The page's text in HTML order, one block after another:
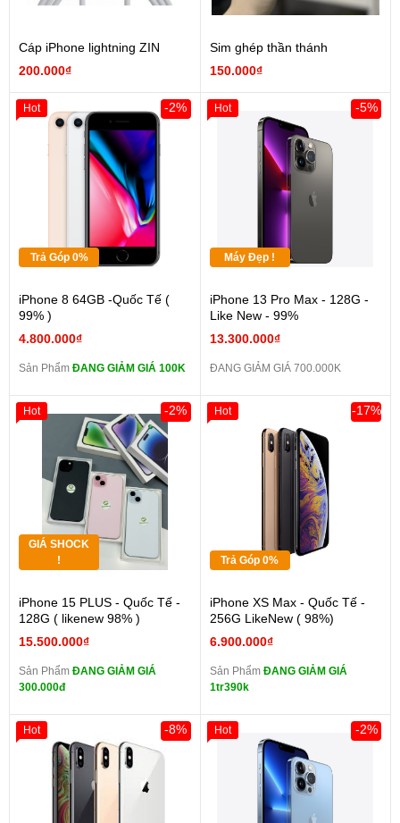
Cáp iPhone lightning ZIN
200.000₫
Sim ghép thần thánh
150.000₫
Trả Góp 0%
iPhone 8 64GB -Quốc Tế (
99% )
4.800.000₫
-2%
Sản Phẩm ĐANG GIẢM GIÁ 100K
Hot
Máy Đẹp !
iPhone 13 Pro Max - 128G -
Like New - 99%
13.300.000₫
-5%
ĐANG GIẢM GIÁ 700.000K
Hot
GIÁ SHOCK
!
iPhone 15 PLUS - Quốc Tế -
128G ( likenew 98% )
15.500.000₫
-2%
Sản Phẩm ĐANG GIẢM GIÁ
300.000đ
Hot
Trả Góp 0%
iPhone XS Max - Quốc Tế -
256G LikeNew ( 98%)
6.900.000₫
-17%
Sản Phẩm ĐANG GIẢM GIÁ
1tr390k
Hot
-8%
Hot -2%
Hot